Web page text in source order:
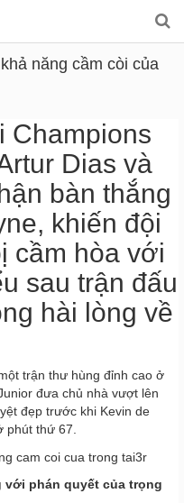
năng cầm còi của
Champions
Dias và
bàn thắng
khiến đội
cầm hòa với
sau trận đấu
hài lòng về
trận thư hùng đỉnh cao ở
đưa chủ nhà vượt lên
đẹp trước khi Kevin de
phút thứ 67.
với phán quyết của trọng